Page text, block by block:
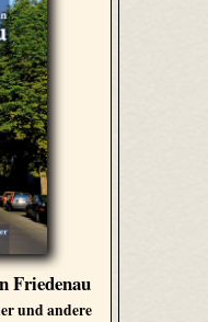
Friedenau
und andere